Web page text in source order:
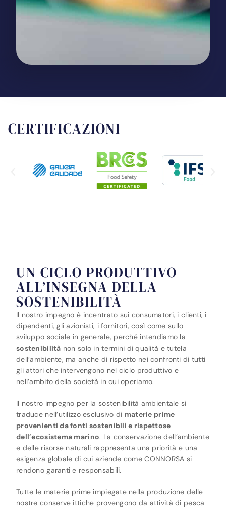
CERTIFICAZIONI
UN CICLO PRODUTTIVO
ALL’INSEGNA DELLA
SOSTENIBILITÀ
Il nostro impegno è incentrato sui consumatori, i clienti, i
dipendenti, gli azionisti, i fornitori, così come sullo
sviluppo sociale in generale, perché intendiamo la
sostenibilità non solo in termini di qualità e tutela
dell’ambiente, ma anche di rispetto nei confronti di tutti
gli attori che intervengono nel ciclo produttivo e
nell’ambito della società in cui operiamo.
Il nostro impegno per la sostenibilità ambientale si
traduce nell’utilizzo esclusivo di materie prime
provenienti da fonti sostenibili e rispettose
dell’ecosistema marino. La conservazione dell’ambiente
e delle risorse naturali rappresenta una priorità e una
esigenza globale di cui aziende come CONNORSA si
rendono garanti e responsabili.
Tutte le materie prime impiegate nella produzione delle
nostre conserve ittiche provengono da attività di pesca